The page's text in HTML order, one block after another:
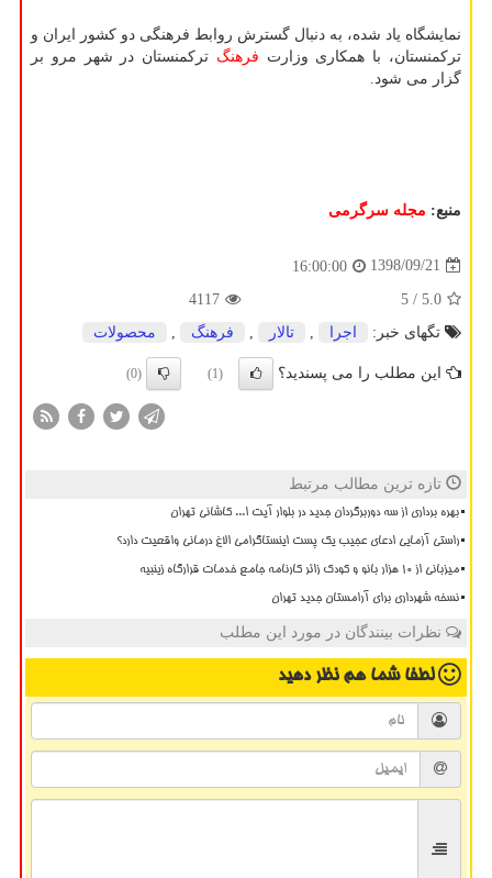
نمایشگاه یاد شده، به دنبال گسترش روابط فرهنگی دو كشور ایران و
تركمنستان، با همكاری وزارت فرهنگ تركمنستان در شهر مرو بر
گزار می شود.
منبع: مجله سرگرمی
1398/09/21
16:00:00
5.0
/ 5
4117
تگهای خبر:
اجرا تالار فرهنگ محصولات
این مطلب را می پسندید؟ (1)
(0)
تازه ترین مطالب مرتبط
بهره برداری از سه دوربرگردان جدید در بلوار آیت ا... کاشانی تهران
راستی آزمایی ادعای عجیب یک پست اینستاگرامی الاغ درمانی واقعیت دارد؟
میزبانی از ۱۰ هزار بانو و کودک زائر کارنامه جامع خدمات قرارگاه زینبیه
نسخه شهرداری برای آرامستان جدید تهران
نظرات بینندگان در مورد این مطلب
لطفا شما همنظر دهید